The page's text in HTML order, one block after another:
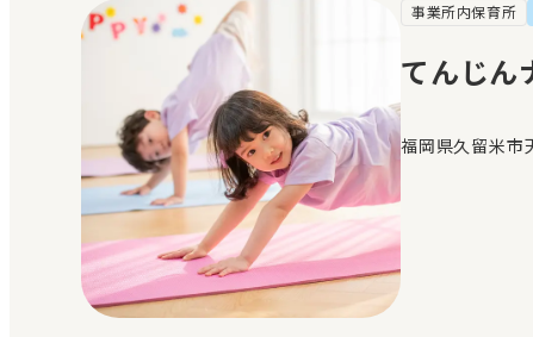
保育園・幼稚園を探す
地図から探す
地域から探す
マ
お
事業所内保育所
てんじん
福岡県久留米市